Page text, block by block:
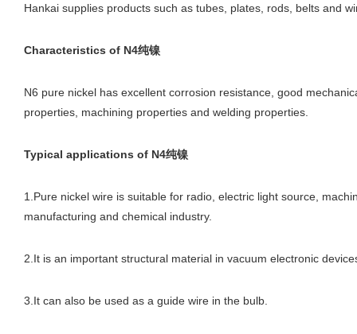
Hankai supplies products such as tubes, plates, rods, belts and
Characteristics of N4纯镍
N6 pure nickel has excellent corrosion resistance, good
properties, machining properties and welding properties.
Typical applications of N4纯镍
1.Pure nickel wire is suitable for radio, electric light source,
manufacturing and chemical industry.
2.It is an important structural material in vacuum electronic
3.It can also be used as a guide wire in the bulb.